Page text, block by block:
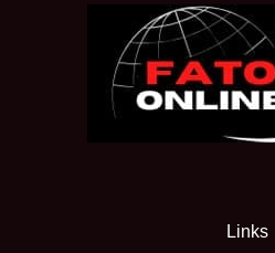
Links